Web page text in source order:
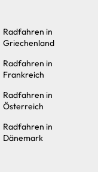
Radfahren in
Griechenland
Radfahren in
Frankreich
Radfahren in
Österreich
Radfahren in
Dänemark